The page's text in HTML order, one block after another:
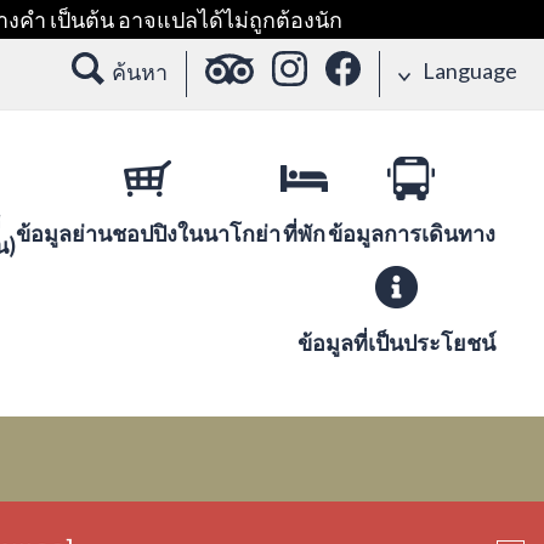
งคำ เป็นต้น อาจแปลได้ไม่ถูกต้องนัก
ค้นหา Language
)ข้อมูลย่านชอปปิงในนาโกย่าที่พักข้อมูลการเดินทาง
ข้อมูลที่เป็นประโยชน์